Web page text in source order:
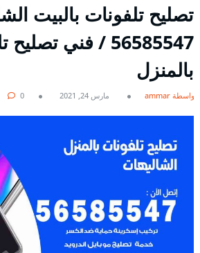
تصليح تلفونات بالبيت
56585547 / فني
بالمنزل
بواسطة ammar مارس 24, 2021 0